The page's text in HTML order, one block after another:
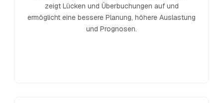
zeigt Lücken und Überbuchungen auf und
ermöglicht eine bessere Planung, höhere Auslastung
und Prognosen.